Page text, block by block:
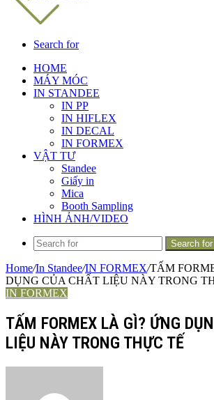
Search for
HOME
MÁY MÓC
IN STANDEE
IN PP
IN HIFLEX
IN DECAL
IN FORMEX
VẬT TƯ
Standee
Giấy in
Mica
Booth Sampling
HÌNH ẢNH/VIDEO
Search for
Home/In Standee/IN FORMEX/TẤM
DỤNG CỦA CHẤT LIỆU NÀY TRONG
IN FORMEX
TẤM FORMEX LÀ GÌ? ỨNG
LIỆU NÀY TRONG THỰC TẾ